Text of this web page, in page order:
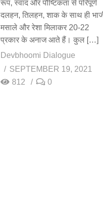
रूप, स्वाद और पौष्टिकता से परिपूर्ण
दलहन, तिलहन, शाक के साथ ही
मसाले और रेशा मिलाकर 20-22
प्रकार के अनाज आते हैं। कुल […]
Devbhoomi Dialogue
SEPTEMBER 19, 2021
812
0